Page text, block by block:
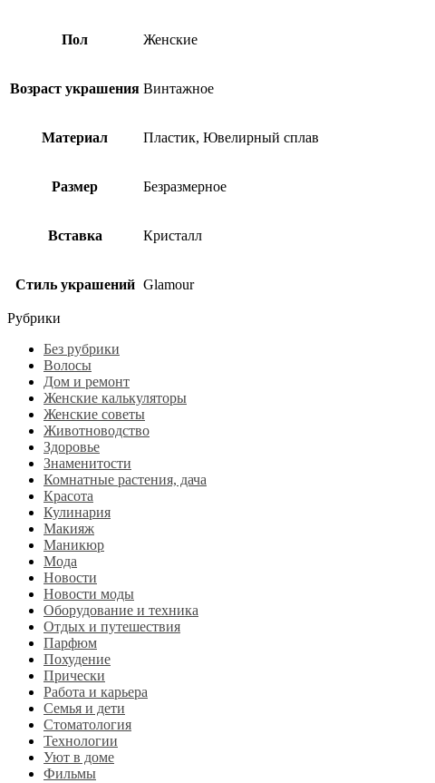
Пол Женские
Возраст украшения Винтажное
Материал Пластик, Ювелирный сплав
Размер Безразмерное
Вставка Кристалл
Стиль украшений Glamour
Рубрики
Без рубрики
Волосы
Дом и ремонт
Женские калькуляторы
Женские советы
Животноводство
Здоровье
Знаменитости
Комнатные растения, дача
Красота
Кулинария
Макияж
Маникюр
Мода
Новости
Новости моды
Оборудование и техника
Отдых и путешествия
Парфюм
Похудение
Прически
Работа и карьера
Семья и дети
Стоматология
Технологии
Уют в доме
Фильмы